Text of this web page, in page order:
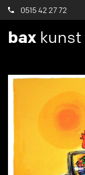
0515 42 27 72
bax kunst